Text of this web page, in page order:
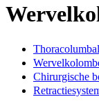
Chirurgische